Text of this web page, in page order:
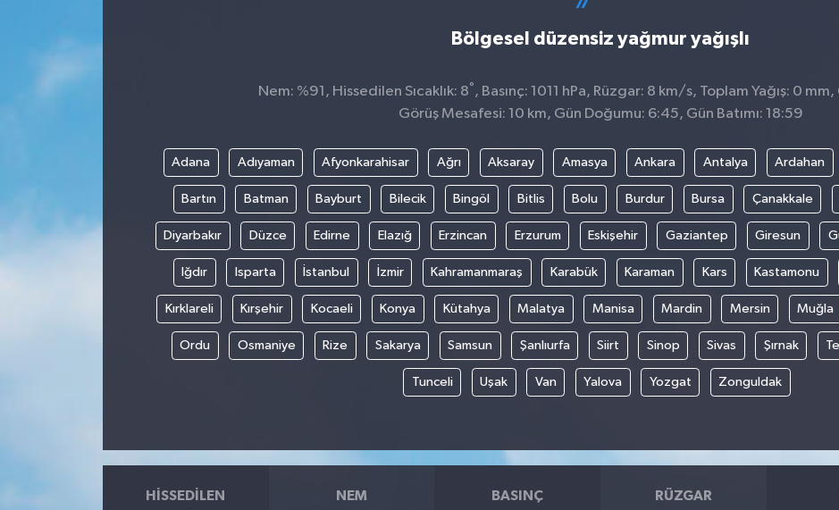
Bölgesel düzensiz yağmur yağışlı
Nem: %91, Hissedilen Sıcaklık: 8° , Basınç: 1011 hPa, Rüzgar: 8 km/s, Toplam Yağış: 0
Görüş Mesafesi: 10 km, Gün Doğumu: 6:45, Gün Batımı: 18:59
Adana Adıyaman Afyonkarahisar Ağrı Aksaray Amasya Ankara Antalya Ardahan
Bartın Batman Bayburt Bilecik Bingöl Bitlis Bolu Burdur Bursa Çanakkale
Diyarbakır Düzce Edirne Elazığ Erzincan Erzurum Eskişehir Gaziantep Giresun
Iğdır Isparta İstanbul İzmir Kahramanmaraş Karabük Karaman Kars Kastamonu
Kırklareli Kırşehir Kocaeli Konya Kütahya Malatya Manisa Mardin Mersin Muğla
Ordu Osmaniye Rize Sakarya Samsun Şanlıurfa Siirt Sinop Sivas Şırnak
Tunceli Uşak Van Yalova Yozgat Zonguldak
HISSEDILEN NEM BASINÇ RÜZGAR